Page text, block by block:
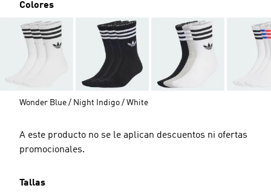
Colores
Wonder Blue / Night Indigo / White
A este producto no se le aplican descuentos ni ofertas
promocionales.
Tallas